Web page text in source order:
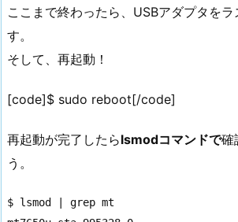
ここまで終わったら、USBアダプタをラ
す。
そして、再起動！
[code]$ sudo reboot[/code]
再起動が完了したらlsmodコマンドで確
う。
$ lsmod | grep mt